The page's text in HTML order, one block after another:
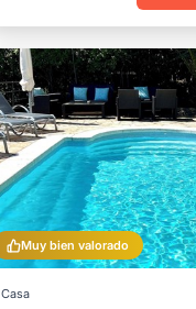
Muy bien valorado
Casa